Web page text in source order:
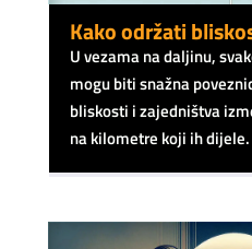
Kako održati
U vezama na daljinu,
mogu biti snažna
bliskosti i zajedništva
na kilometre koji ih